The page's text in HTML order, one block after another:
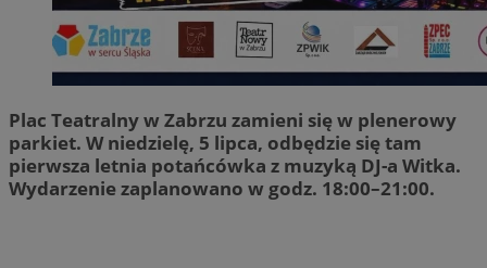
Plac Teatralny w Zabrzu zamieni się w plenerowy
parkiet. W niedzielę, 5 lipca, odbędzie się tam
pierwsza letnia potańcówka z muzyką DJ-a Witka.
Wydarzenie zaplanowano w godz. 18:00–21:00.